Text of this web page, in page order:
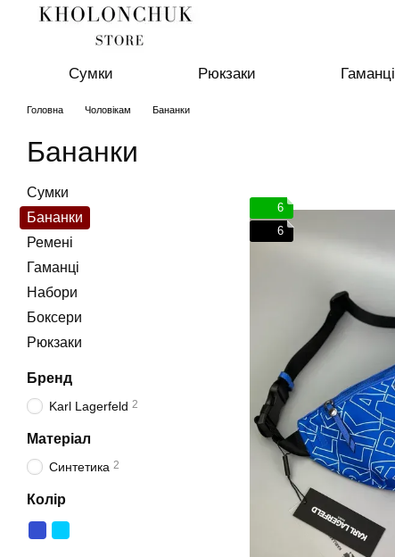
Перейти до основного контенту
Сумки Рюкзаки Гаманці
Головна Чоловікам Бананки
Бананки
6
6
Сумки
Бананки
Ремені
Гаманці
Набори
Боксери
Рюкзаки
Бренд
Karl Lagerfeld 2
Матеріал
Синтетика 2
Колір